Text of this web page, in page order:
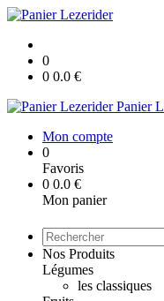
0
0 0.0 €
Panier
Mon compte
0
Favoris
0 0.0 €
Mon panier
Nos Produits
Légumes
les classiques